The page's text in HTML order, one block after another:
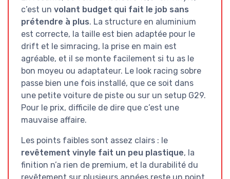
c’est un volant budget qui fait le job sans
prétendre à plus. La structure en aluminium
est correcte, la taille est bien adaptée pour le
drift et le simracing, la prise en main est
agréable, et il se monte facilement si tu as le
bon moyeu ou adaptateur. Le look racing sobre
passe bien une fois installé, que ce soit dans
une petite voiture de piste ou sur un setup G29.
Pour le prix, difficile de dire que c’est une
mauvaise affaire.
Les points faibles sont assez clairs : le
revêtement vinyle fait un peu plastique, la
finition n’a rien de premium, et la durabilité du